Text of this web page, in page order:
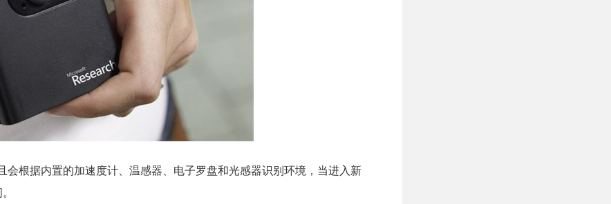
会根据内置的加速度计、温感器、电子罗盘和光感器识别环境，当进入新